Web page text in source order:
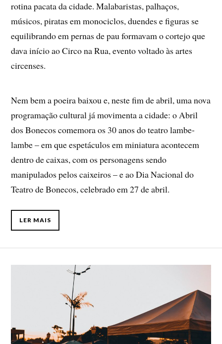
rotina pacata da cidade. Malabaristas, palhaços,
músicos, piratas em monociclos, duendes e figuras se
equilibrando em pernas de pau formavam o cortejo que
dava início ao Circo na Rua, evento voltado às artes
circenses.
Nem bem a poeira baixou e, neste fim de abril, uma nova
programação cultural já movimenta a cidade: o Abril
dos Bonecos comemora os 30 anos do teatro lambe-
lambe – em que espetáculos em miniatura acontecem
dentro de caixas, com os personagens sendo
manipulados pelos caixeiros – e ao Dia Nacional do
Teatro de Bonecos, celebrado em 27 de abril.
LER MAIS